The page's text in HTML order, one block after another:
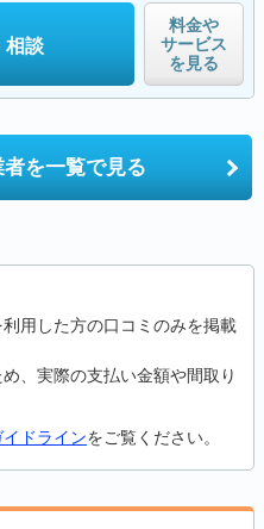
相談
料金や
サービス
を見る
を一覧で見る
用した方の口コミのみを掲載
、実際の支払い金額や間取り
ドラインをご覧ください。